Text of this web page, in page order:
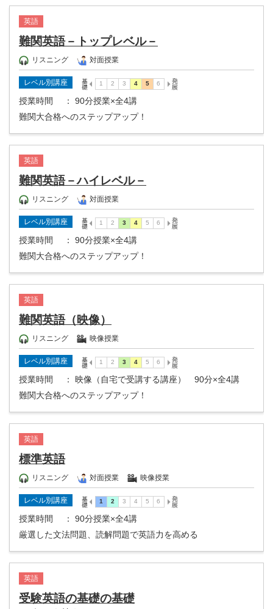
英語
難関英語－トップレベル－
リスニング 対面授業
レベル別講座
授業時間
： 90分授業×全4講
難関大合格へのステップアップ！
英語
難関英語－ハイレベル－
リスニング 対面授業
レベル別講座
授業時間
： 90分授業×全4講
難関大合格へのステップアップ！
英語
難関英語（映像）
リスニング 映像授業
レベル別講座
授業時間
： 映像（自宅で受講する講座） 90分×全4講
難関大合格へのステップアップ！
英語
標準英語
リスニング 対面授業 映像授業
レベル別講座
授業時間
： 90分授業×全4講
厳選した文法問題、読解問題で英語力を高める
英語
受験英語の基礎の基礎